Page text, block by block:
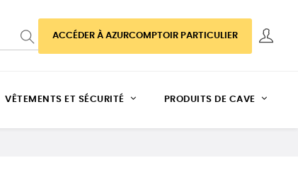
ACCÉDER À AZURCOMPTOIR PARTICULIER
VÊTEMENTS ET SÉCURITÉ PRODUITS DE CAVE